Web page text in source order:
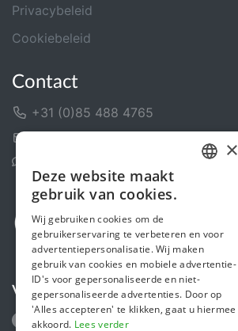
Privacybeleid
Cookiebeleid
Contact
+31 (0)85 488 4765
Volg ons
ENGLISH
×
Deze website maakt
gebruik van cookies.
Wij gebruiken cookies om de
gebruikerservaring te verbeteren en voor
advertentiepersonalisatie. Wij maken
gebruik van cookies en mobiele advertentie-
ID's voor gepersonaliseerde en niet-
gepersonaliseerde advertenties. Door op
'Alles accepteren' te klikken, gaat u hiermee
akkoord. Lees verder